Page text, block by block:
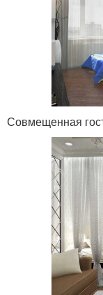
Совмещенная